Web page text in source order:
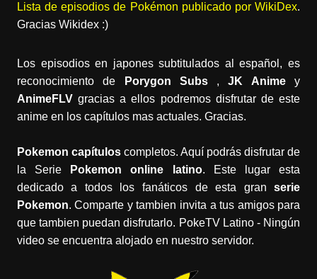
Lista de episodios de Pokémon publicado por WikiDex.
Gracias Wikidex :)
Los episodios en japones subtitulados al español, es
reconocimiento de
Porygon Subs,JK Animey
AnimeFLV gracias a ellos podremos disfrutar de este
anime en los capítulos mas actuales. Gracias.
Pokemon capítuloscompletos. Aquí podrás disfrutar de
la Serie
Pokemon online latino. Este lugar esta
dedicado a todos los fanáticos de esta granserie
Pokemon. Comparte y tambien invita a tus amigos para
que tambien puedan disfrutarlo. PokeTV Latino - Ningún
video se encuentra alojado en nuestro servidor.